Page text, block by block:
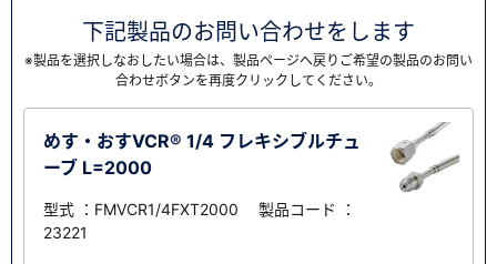
下記製品のお問い合わせをします
※製品を選択しなおしたい場合は、製品ページへ戻りご希望の製品のお問い
合わせボタンを再度クリックしてください。
めす・おすVCR® 1/4 フレキシブルチュ
ーブ L=2000
型式 ：FMVCR1/4FXT2000 製品コード ：
23221